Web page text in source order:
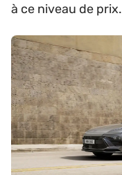
à ce niveau de prix.